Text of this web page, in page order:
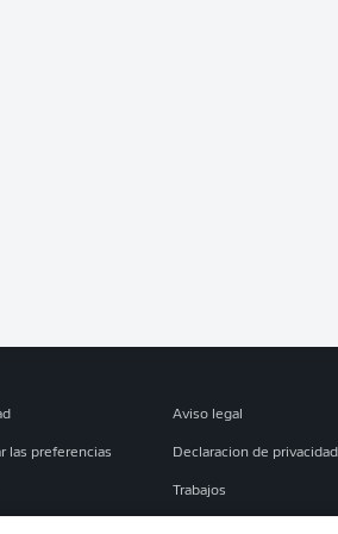
Aviso legal
las preferencias Declaracion de privacidad
Trabajos